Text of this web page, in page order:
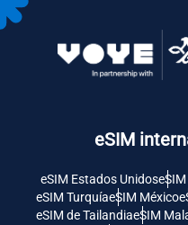
eSIM
eSIM Estados Unidos
eSIM TurquíaeSIM México
eSIM de TailandiaeSIM